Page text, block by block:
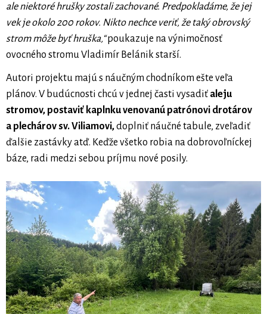
ale niektoré hrušky zostali zachované. Predpokladáme, že jej
vek je okolo 200 rokov. Nikto nechce veriť, že taký obrovský
strom môže byť hruška,“poukazuje na výnimočnosť
ovocného stromu Vladimír Belánik starší.
Autori projektu majú s náučným chodníkom ešte veľa
plánov. V budúcnosti chcú v jednej časti vysadiť aleju
stromov, postaviť kaplnku venovanú patrónovi drotárov
a plechárov sv. Viliamovi,doplniť náučné tabule, zveľadiť
ďalšie zastávky atď. Keďže všetko robia na dobrovoľníckej
báze, radi medzi sebou príjmu nové posily.